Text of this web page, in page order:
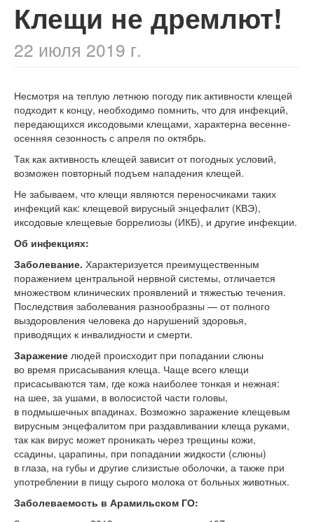
Клещи не дремлют!
22 июля 2019 г.
Несмотря на теплую летнюю погоду пик активности клещей
подходит к концу, необходимо помнить, что для инфекций,
передающихся иксодовыми клещами, характерна весенне-
осенняя сезонность с апреля по октябрь.
Так как активность клещей зависит от погодных условий,
возможен повторный подъем нападения клещей.
Не забываем, что клещи являются переносчиками таких
инфекций как: клещевой вирусный энцефалит (КВЭ),
иксодовые клещевые боррелиозы (ИКБ), и другие инфекции.
Об инфекциях:
Заболевание. Характеризуется преимущественным
поражением центральной нервной системы, отличается
множеством клинических проявлений и тяжестью течения.
Последствия заболевания разнообразны — от полного
выздоровления человека до нарушений здоровья,
приводящих к инвалидности и смерти.
Заражение людей происходит при попадании слюны
во время присасывания клеща. Чаще всего клещи
присасываются там, где кожа наиболее тонкая и нежная:
на шее, за ушами, в волосистой части головы,
в подмышечных впадинах. Возможно заражение клещевым
вирусным энцефалитом при раздавливании клеща руками,
так как вирус может проникать через трещины кожи,
ссадины, царапины, при попадании жидкости (слюны)
в глаза, на губы и другие слизистые оболочки, а также при
употреблении в пищу сырого молока от больных животных.
Заболеваемость в Арамильском ГО: